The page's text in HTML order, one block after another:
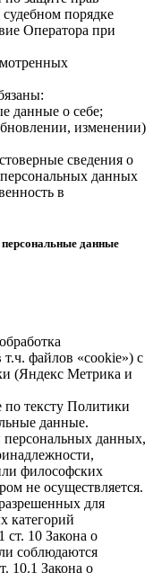
порядке
Оператора при
данные о себе;
изменении)
сведения о
персональных данных
в
данные
файлов «cookie») с
(Яндекс Метрика и
тексту Политики
данные.
персональных данных,
философских
не осуществляется.
для
категорий
10 Закона о
соблюдаются
10.1 Закона о